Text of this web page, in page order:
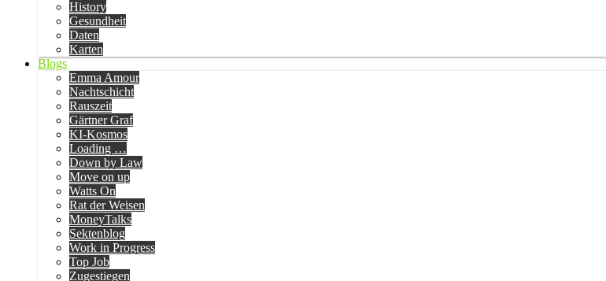
History
Gesundheit
Daten
Karten
Blogs
Emma Amour
Nachtschicht
Rauszeit
Gärtner Graf
KI-Kosmos
Loading …
Down by Law
Move on up
Watts On
Rat der Weisen
MoneyTalks
Sektenblog
Work in Progress
Top Job
Zugestiegen